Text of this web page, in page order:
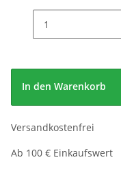
In den Warenkorb
Versandkostenfrei
Ab 100 € Einkaufswert